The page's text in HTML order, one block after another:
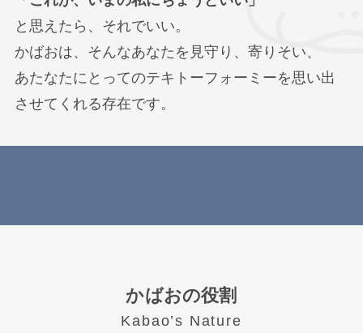
と思えたら、それでいい。
かばおは、そんなあなたを見守り、寄りそい、
あたなたにとってのテキトーフォーミーを思い出
させてくれる存在です。
かばおの役割
Kabao’s Nature